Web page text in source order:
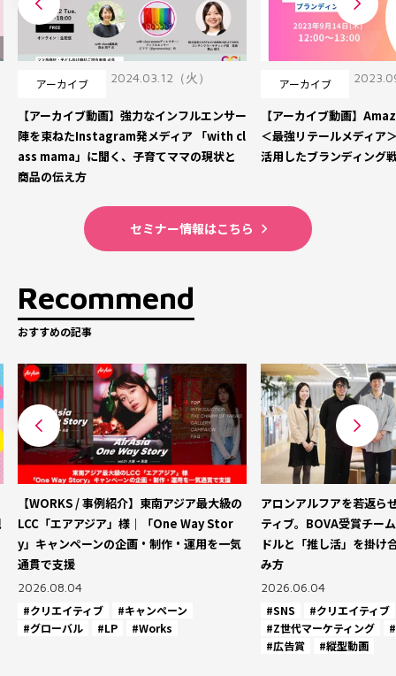
アーカイブ 2024.03.12（火）
【アーカイブ動画】強力なインフルエンサー
陣を束ねたInstagram発メディア 「with cl
ass mama」に聞く、子育てママの現状と
商品の伝え方
アーカイブ
【アーカイブ動画】
＜最強リテールメディ
活用したブランディング
セミナー情報はこちら
Recommend
おすすめの記事
【WORKS / 事例紹介】東南アジア最大級の
LCC「エアアジア」様｜「One Way Stor
y」キャンペーンの企画・制作・運用を一気
通貫で支援
2026.08.04
#クリエイティブ
#キャンペーン
#グローバル
#LP #Works
アロンアルフアを若返ら
ティブ。BOVA受賞チー
ドルと「推し活」を掛け
み方
2026.06.04
#SNS
#クリエイティブ
#Z世代マーケティング
#広告賞
#縦型動画